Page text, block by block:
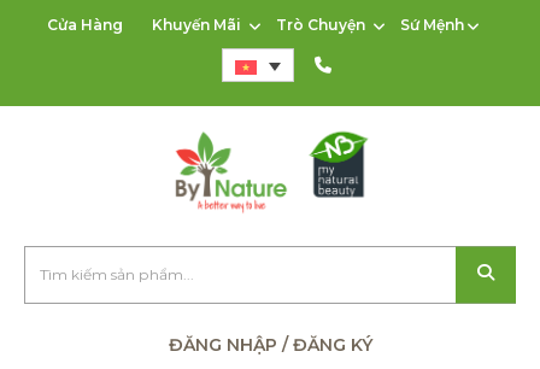
Cửa Hàng Khuyến Mãi Trò Chuyện Sứ Mệnh
ĐĂNG NHẬP / ĐĂNG KÝ